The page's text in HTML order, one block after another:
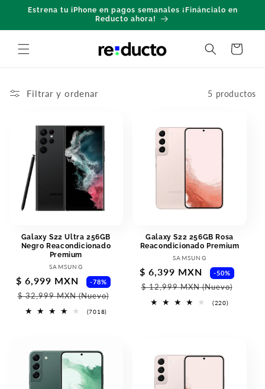
directamente
Estrena tu iPhone en pagos semanales ¡Fináncialo en
Reducto ahora!
Carrito
Filtrar y ordenar 5 productos
Galaxy S22 Ultra 256GB
Negro Reacondicionado
Premium
Proveedor:
SAMSUNG
Precio
de
oferta
$ 6,999 MXN -78%
Precio
habitual
$ 32,999 MXN(Nuevo)
(7018)7018
Galaxy S22 256GB Rosa
Reacondicionado Premium
Proveedor:
SAMSUNG
Precio
de
oferta
$ 6,399 MXN -50%
$ 12,999 MXN(Nuevo)
(220)220